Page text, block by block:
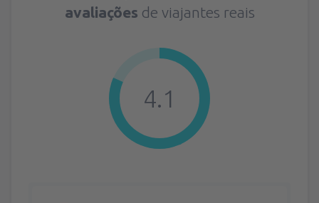
avaliações de viajantes reais
4.1